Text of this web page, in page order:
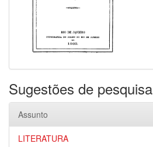
Sugestões de pesquisa
Assunto
LITERATURA